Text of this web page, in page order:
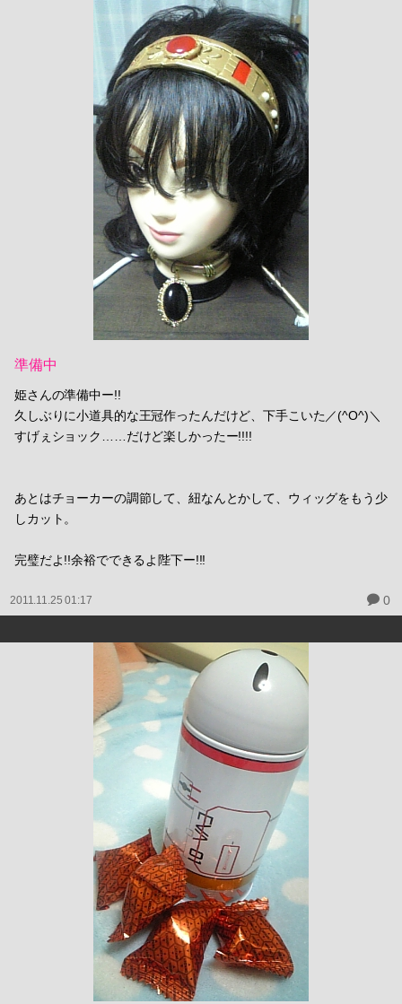
準備中
姫さんの準備中ー!!
久しぶりに小道具的な王冠作ったんだけど、下手こいた／(^O^)＼
すげぇショック……だけど楽しかったー!!!!
あとはチョーカーの調節して、紐なんとかして、ウィッグをもう少
しカット。
完璧だよ!!余裕でできるよ陛下ー!!!
2011.11.25 01:17 0